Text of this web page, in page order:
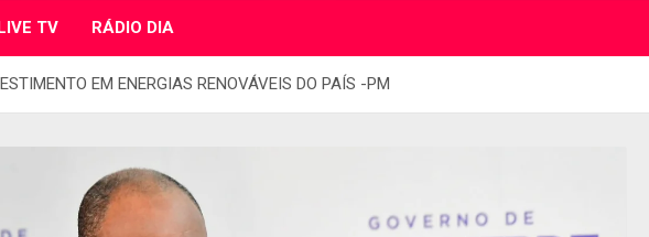
TV RÁDIO DIA
EM ENERGIAS RENOVÁVEIS DO PAÍS -PM